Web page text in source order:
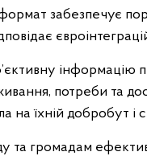
забезпечує
інформацію
потреби та
на їхній добробут і
та громадам